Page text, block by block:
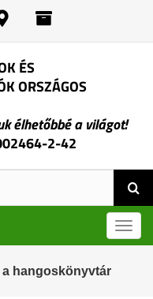
ÉS
ORSZÁGOS
élhetőbbé a világot!
2-42
a hangoskönyvtár